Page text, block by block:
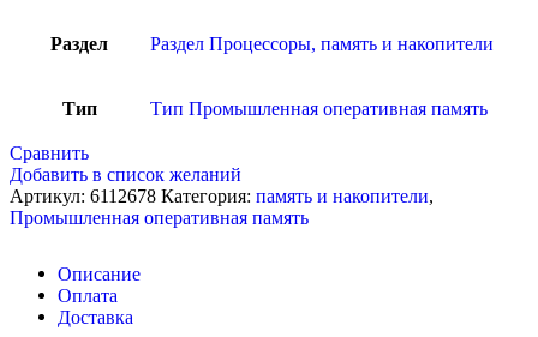
Раздел Раздел Процессоры, память и накопители
Тип Тип Промышленная оперативная память
Сравнить
Добавить в список желаний
Артикул: 6112678 Категория: память и накопители,
Промышленная оперативная память
Описание
Оплата
Доставка